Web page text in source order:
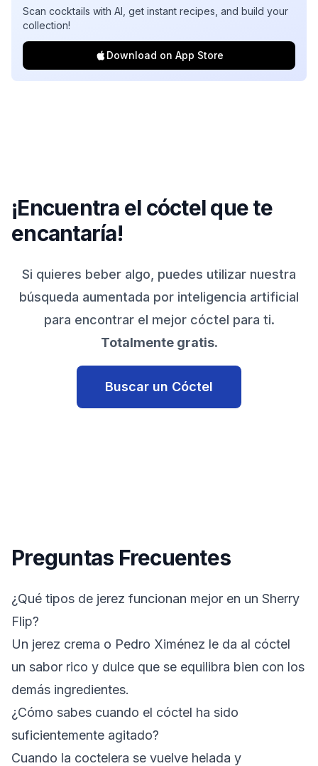
Scan cocktails with AI, get instant recipes, and build your
collection!
Download on App Store
¡Encuentra el cóctel que te
encantaría!
Si quieres beber algo, puedes utilizar nuestra
búsqueda aumentada por inteligencia artificial
para encontrar el mejor cóctel para ti.
Totalmente gratis.
Buscar un Cóctel
Preguntas Frecuentes
¿Qué tipos de jerez funcionan mejor en un Sherry
Flip?
Un jerez crema o Pedro Ximénez le da al cóctel
un sabor rico y dulce que se equilibra bien con los
demás ingredientes.
¿Cómo sabes cuando el cóctel ha sido
suficientemente agitado?
Cuando la coctelera se vuelve helada y